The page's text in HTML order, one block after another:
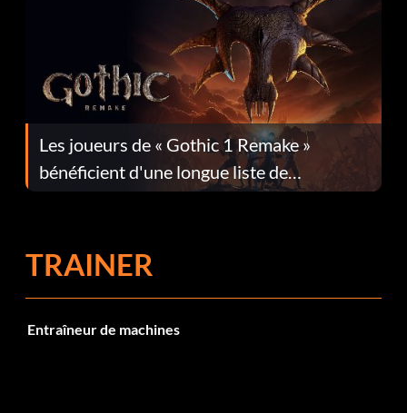
Les joueurs de « Gothic 1 Remake »
bénéficient d'une longue liste de
corrections dans la mise à jour 1.0.4
TRAINER
Entraîneur de machines